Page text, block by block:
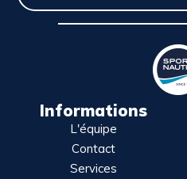
Informations
L'équipe
Contact
Services